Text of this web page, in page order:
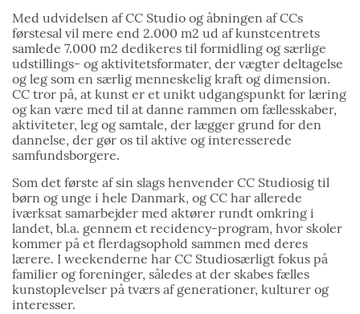
Med udvidelsen af CC Studio og åbningen af CCs
førstesal vil mere end 2.000 m2 ud af kunstcentrets
samlede 7.000 m2 dedikeres til formidling og særlige
udstillings- og aktivitetsformater, der vægter deltagelse
og leg som en særlig menneskelig kraft og dimension.
CC tror på, at kunst er et unikt udgangspunkt for læring
og kan være med til at danne rammen om fællesskaber,
aktiviteter, leg og samtale, der lægger grund for den
dannelse, der gør os til aktive og interesserede
samfundsborgere.
Som det første af sin slags henvender CC Studiosig til
børn og unge i hele Danmark, og CC har allerede
iværksat samarbejder med aktører rundt omkring i
landet, bl.a. gennem et recidency-program, hvor skoler
kommer på et flerdagsophold sammen med deres
lærere. I weekenderne har CC Studiosærligt fokus på
familier og foreninger, således at der skabes fælles
kunstoplevelser på tværs af generationer, kulturer og
interesser.